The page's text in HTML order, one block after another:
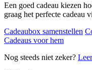
Een goed cadeau kiezen
graag het perfecte cadeau
Cadeaubox samenstellen
Cadeaus voor hem
Nog steeds niet zeker?